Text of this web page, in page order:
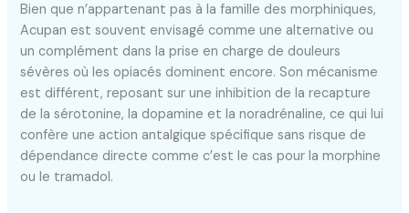
Bien que n’appartenant pas à la famille des morphiniques,
Acupan est souvent envisagé comme une alternative ou
un complément dans la prise en charge de douleurs
sévères où les opiacés dominent encore. Son mécanisme
est différent, reposant sur une inhibition de la recapture
de la sérotonine, la dopamine et la noradrénaline, ce qui lui
confère une action antalgique spécifique sans risque de
dépendance directe comme c’est le cas pour la morphine
ou le tramadol.